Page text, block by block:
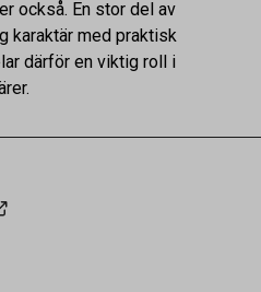
också. En stor del av
karaktär med praktisk
därför en viktig roll i